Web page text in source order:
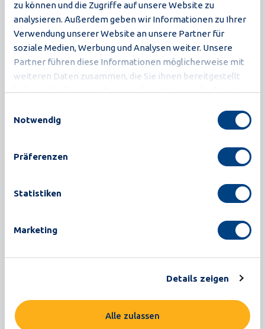
zu können und die Zugriffe auf unsere Website zu
analysieren. Außerdem geben wir Informationen zu Ihrer
Verwendung unserer Website an unsere Partner für
soziale Medien, Werbung und Analysen weiter. Unsere
Partner führen diese Informationen möglicherweise mit
weiteren Daten zusammen, die Sie ihnen bereitgestellt
haben oder die sie im Rahmen Ihrer Nutzung der Dienste
Notwendig
Präferenzen
Statistiken
Marketing
Details zeigen
Alle zulassen
fortschrittlicher Detektion wurde Proxima für
Verarbeiter entwickelt, die mehr fordern: mehr
Effizienz, mehr Zuverlässigkeit und mehr
Zukunftssicherheit.
Mehr erfahren